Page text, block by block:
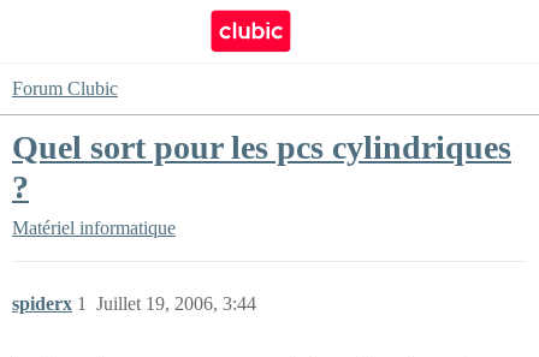
Forum Clubic
Quel sort pour les pcs cylindriques
?
Matériel informatique
spiderx Juillet 19, 2006, 3:44
1